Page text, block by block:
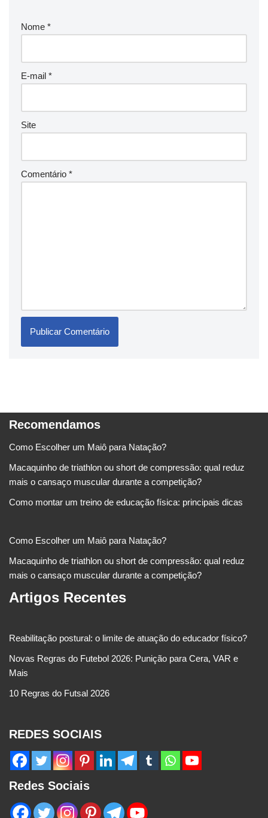
Nome *
E-mail *
Site
Comentário *
Recomendamos
Como Escolher um Maiô para Natação?
Macaquinho de triathlon ou short de compressão: qual reduz
mais o cansaço muscular durante a competição?
Como montar um treino de educação física: principais dicas
Como Escolher um Maiô para Natação?
Macaquinho de triathlon ou short de compressão: qual reduz
mais o cansaço muscular durante a competição?
Artigos Recentes
Reabilitação postural: o limite de atuação do educador físico?
Novas Regras do Futebol 2026: Punição para Cera, VAR e
Mais
10 Regras do Futsal 2026
REDES SOCIAIS
Redes Sociais